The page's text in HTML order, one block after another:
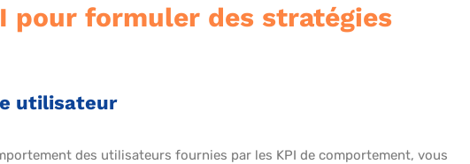
pour formuler des stratégies
utilisateur
des utilisateurs fournies par les KPI de comportement, vous